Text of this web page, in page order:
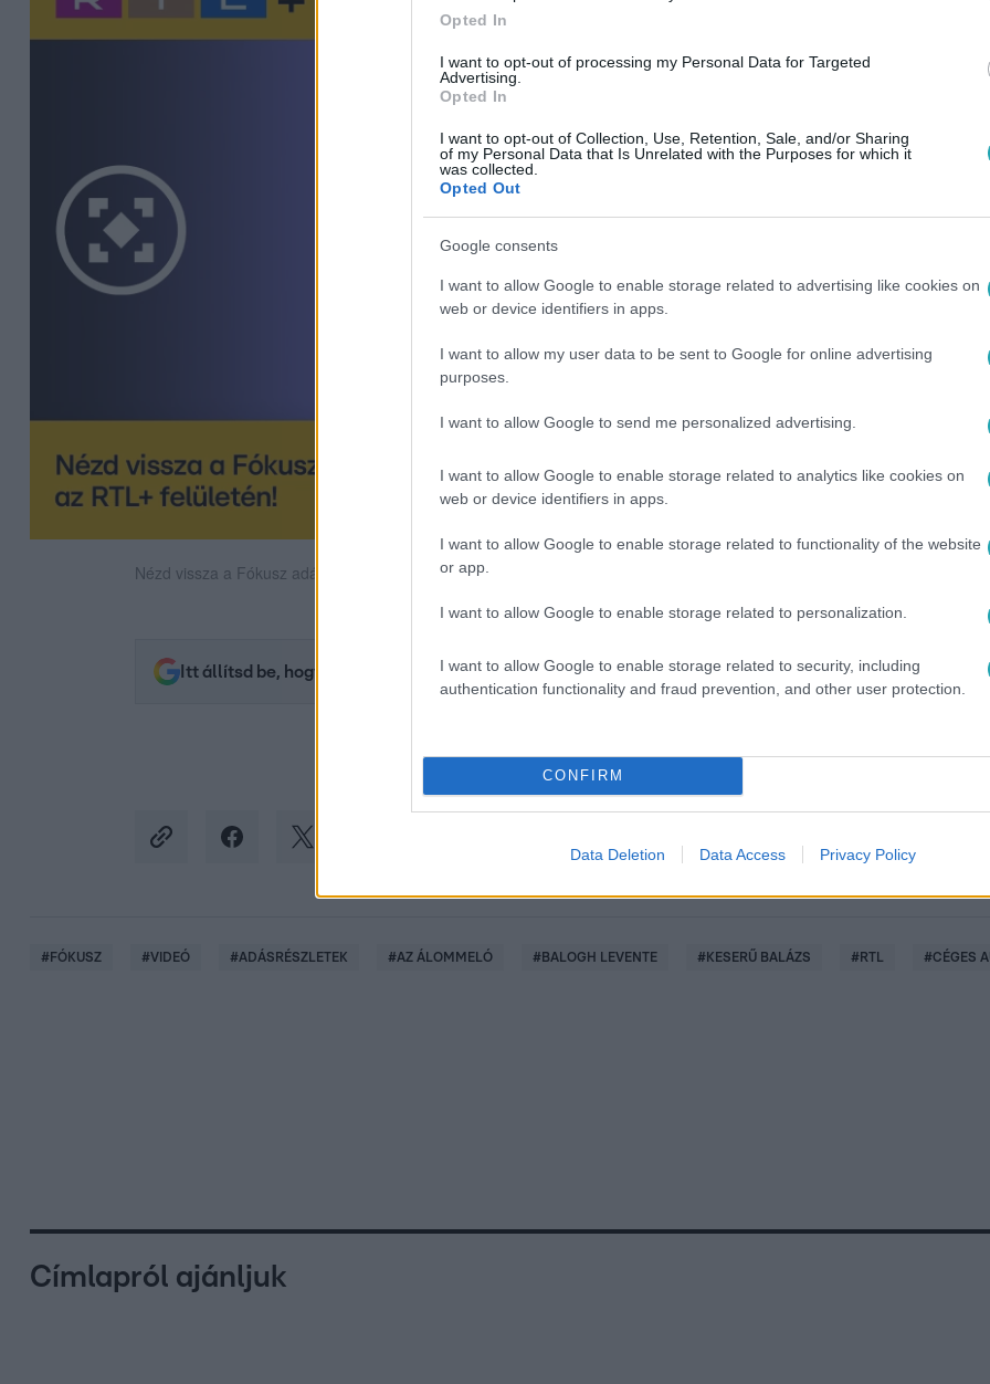
Opted In
I want to opt-out of processing my Personal Data for Targeted
Advertising.
Opted In
I want to opt-out of Collection, Use, Retention, Sale, and/or Sharing
of my Personal Data that Is Unrelated with the Purposes for which it
was collected.
Opted Out
Google consents
I want to allow Google to enable storage related to advertising like cookies on
web or device identifiers in apps.
I want to allow my user data to be sent to Google for online advertising
purposes.
I want to allow Google to send me personalized advertising.
I want to allow Google to enable storage related to analytics like cookies on
web or device identifiers in apps.
I want to allow Google to enable storage related to functionality of the website
or app.
I want to allow Google to enable storage related to personalization.
I want to allow Google to enable storage related to security, including
authentication functionality and fraud prevention, and other user protection.
CONFIRM
Data Deletion Data Access Privacy Policy
Nézd vissza a Fókusz adásait az RTL+-on!
Itt állítsd be, hogy az RTL.hu az elsők között legyen a Google-találatokban!
#FÓKUSZ #VIDEÓ #ADÁSRÉSZLETEK #AZ ÁLOMMELÓ #BALOGH LEVENTE #KESERŰ BALÁZS #RTL #CÉGES
Címlapról ajánljuk